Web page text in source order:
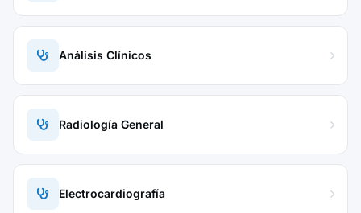
Análisis Clínicos
Radiología General
Electrocardiografía